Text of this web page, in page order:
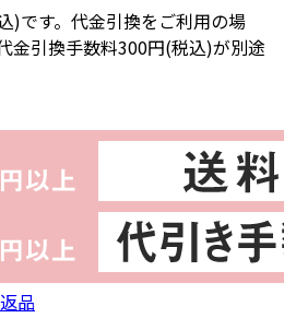
)です。代金引換をご利用の場
金引換手数料300円(税込)が別途
品